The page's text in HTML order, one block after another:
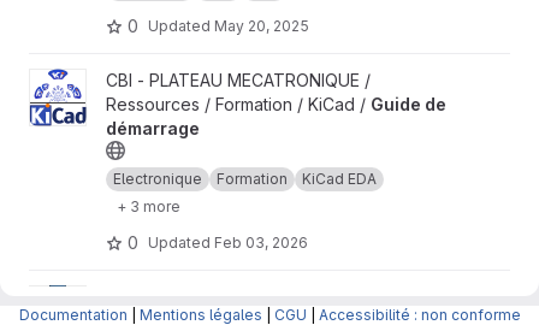
0 Updated May 20, 2025
View Guide de démarrage project
CBI - PLATEAU MECATRONIQUE /
Ressources / Formation / KiCad / Guide de
démarrage
Electronique Formation
KiCad EDA
+ 3 more
0 Updated Feb 03, 2026
Ressources / Formation / Python /
Documentation Mentions légales CGU Accessibilité : non conforme